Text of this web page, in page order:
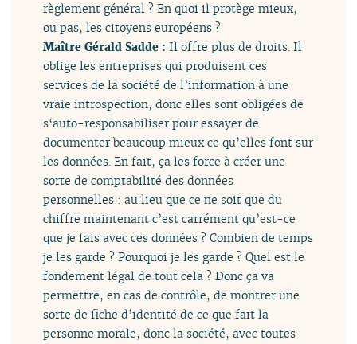
règlement général ? En quoi il protège mieux,
ou pas, les citoyens européens ?
Maître Gérald Sadde :Il offre plus de droits. Il
oblige les entreprises qui produisent ces
services de la société de l’information à une
vraie introspection, donc elles sont obligées de
s‘auto-responsabiliser pour essayer de
documenter beaucoup mieux ce qu’elles font sur
les données. En fait, ça les force à créer une
sorte de comptabilité des données
personnelles : au lieu que ce ne soit que du
chiffre maintenant c’est carrément qu’est-ce
que je fais avec ces données ? Combien de temps
je les garde ? Pourquoi je les garde ? Quel est le
fondement légal de tout cela ? Donc ça va
permettre, en cas de contrôle, de montrer une
sorte de fiche d’identité de ce que fait la
personne morale, donc la société, avec toutes